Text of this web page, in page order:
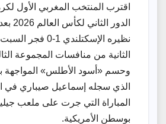
اقترب المنتخب المغربي الأول
الدور
نظيره الإسكتلندي
الثانية من منافسات المجموعة
وحسم «أسود الأطلس» المواجهة
المباراة التي جرت على ملعب
بوسطن الأمريكية.